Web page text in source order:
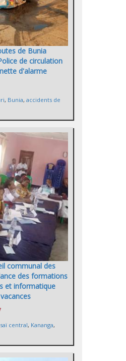
de Bunia
de circulation
d'alarme
, Bunia, accidents de
communal des
des formations
et informatique
central, Kananga,